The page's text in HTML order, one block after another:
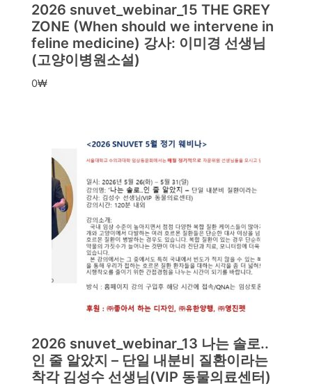
2026 snuvet_webinar_15 THE GREY
ZONE (When should we intervene in
feline medicine) 강사: 이미경 선생님
(고양이병원소설)
0₩
2026 snuvet_webinar_13 나는 솔로..
인 줄 알았지 – 단일 내분비 질환이라는
착각 김성수 선생님(VIP 동물의료센터)